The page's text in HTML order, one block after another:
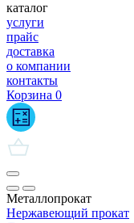
каталог
услуги
прайс
доставка
о компании
контакты
Корзина 0
Металлопрокат
Нержавеющий прокат